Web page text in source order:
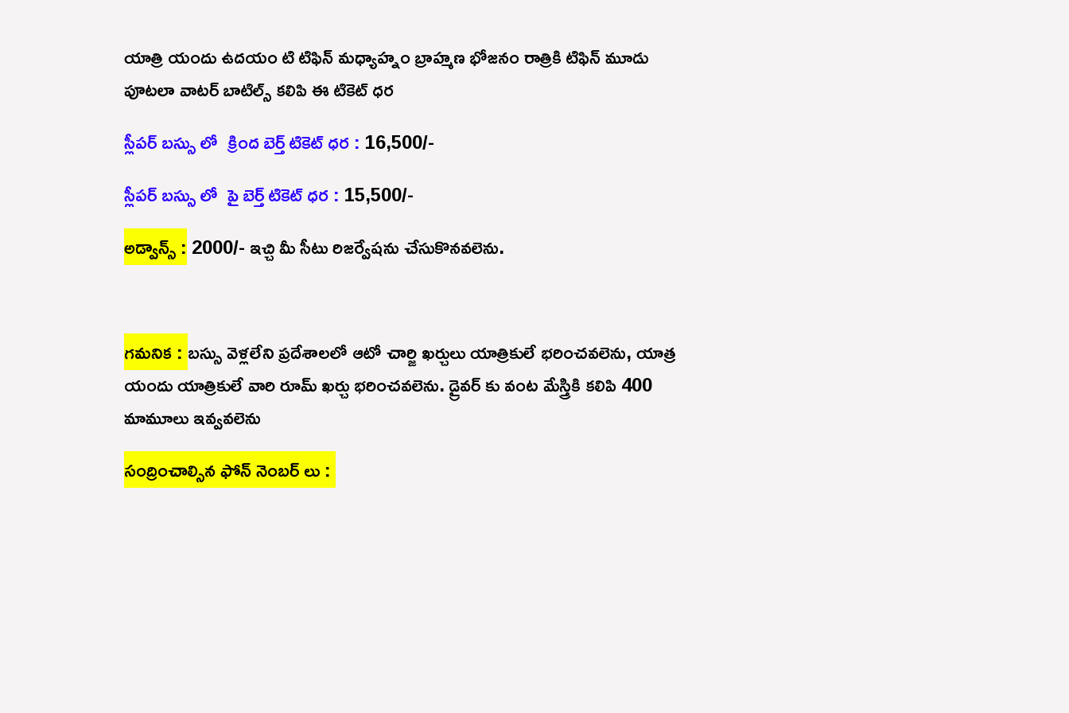
యాత్రి యందు ఉదయం టి టిఫిన్ మధ్యాహ్నం బ్రాహ్మణ భోజనం రాత్రికి టిఫిన్ మూడు
పూటలా వాటర్ బాటిల్స్ కలిపి ఈ టికెట్ ధర
స్లీపర్ బస్సు లో క్రింద బెర్త్ టికెట్ ధర :16,500/-
స్లీపర్ బస్సు లో పై బెర్త్ టికెట్ ధర :15,500/-
అడ్వాన్స్ :2000/- ఇచ్చి మీ సీటు రిజర్వేషను చేసుకొనవలెను.
గమనిక :బస్సు వెళ్లలేని ప్రదేశాలలో ఆటో చార్జి ఖర్చులు యాత్రికులే భరించవలెను, యాత్ర
యందు యాత్రికులే వారి రూమ్ ఖర్చు భరించవలెను. డ్రైవర్ కు వంట మేస్త్రికి కలిపి 400
మామూలు ఇవ్వవలెను
సంద్రించాల్సిన ఫోన్ నెంబర్ లు :